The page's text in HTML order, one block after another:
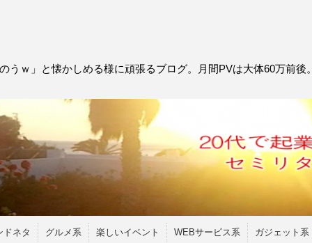
ｗ」と懐かしめる様に頑張るブログ。月間PVは大体60万前後。
ドネタ グルメ系 楽しいイベント WEBサービス系 ガジェット系